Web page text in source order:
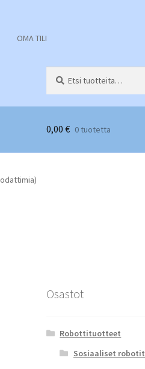
OMA TILI
0,00 € 0 tuotetta
Osastot
Robottituotteet
Sosiaaliset robotit